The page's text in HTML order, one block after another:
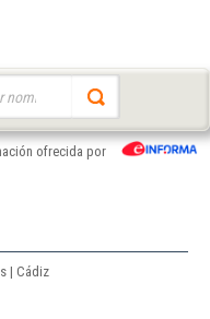
ofrecida por
| Cádiz